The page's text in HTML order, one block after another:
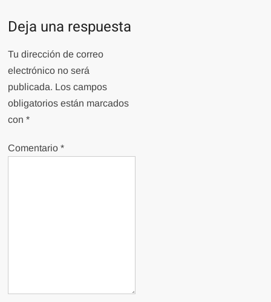
Deja una respuesta
Tu dirección de correo
electrónico no será
publicada. Los campos
obligatorios están marcados
con*
Comentario*